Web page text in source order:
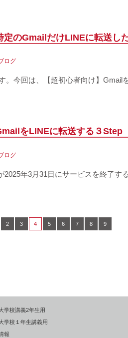
定のGmailだけLINEに転送し
ログ
。今回は、【超初心者向け】
をLINEに転送する３Step
ログ
2025年3月31日にサービスを終了
2 3 4 5 6 7 8 9
学校講義2年生用
学校１年生講義用
報